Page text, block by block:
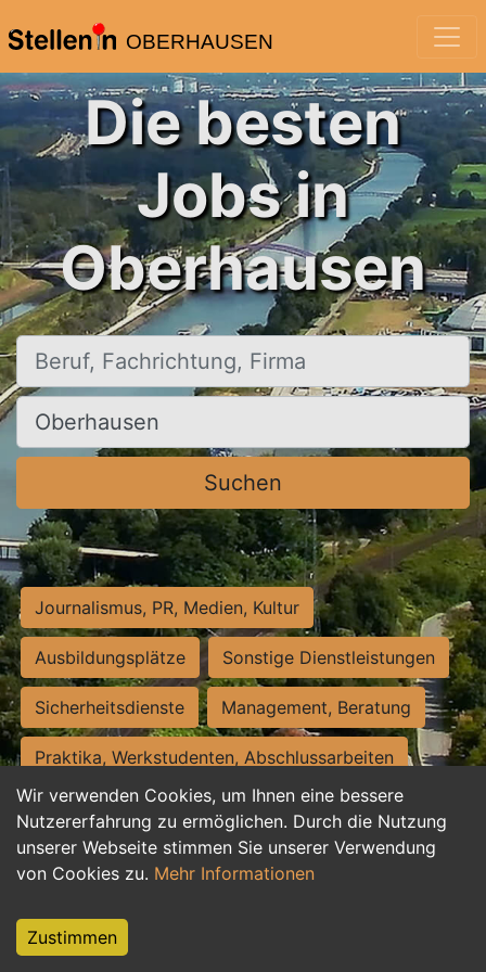
OBERHAUSEN
Wir verwenden Cookies, um Ihnen eine bessere
Nutzererfahrung zu ermöglichen. Durch die Nutzung
unserer Webseite stimmen Sie unserer Verwendung
von Cookies zu. Mehr Informationen
Zustimmen
Die besten
Jobs in
Oberhausen
Beruf, Fachrichtung, Firma
Ort, Stadt
Suchen
Journalismus, PR, Medien, Kultur
Ausbildungsplätze Sonstige Dienstleistungen
Sicherheitsdienste Management, Beratung
Praktika, Werkstudenten, Abschlussarbeiten
Personalwesen Assistenz, Sekretariat
Hilfskräfte, Aushilfs- und Nebenjobs
Weiterbildung, Studium, duale Ausbildung